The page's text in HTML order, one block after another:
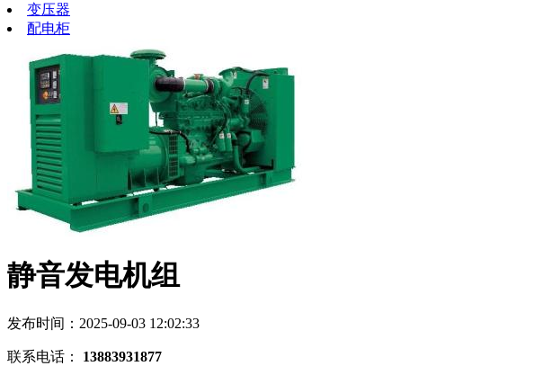
变压器
配电柜
静音发电机组
发布时间：2025-09-03 12:02:33
联系电话：
13883931877